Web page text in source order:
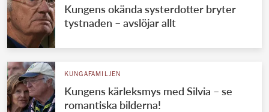
Kungens okända systerdotter bryter
tystnaden – avslöjar allt
KUNGAFAMILJEN
Kungens kärleksmys med Silvia – se
romantiska bilderna!